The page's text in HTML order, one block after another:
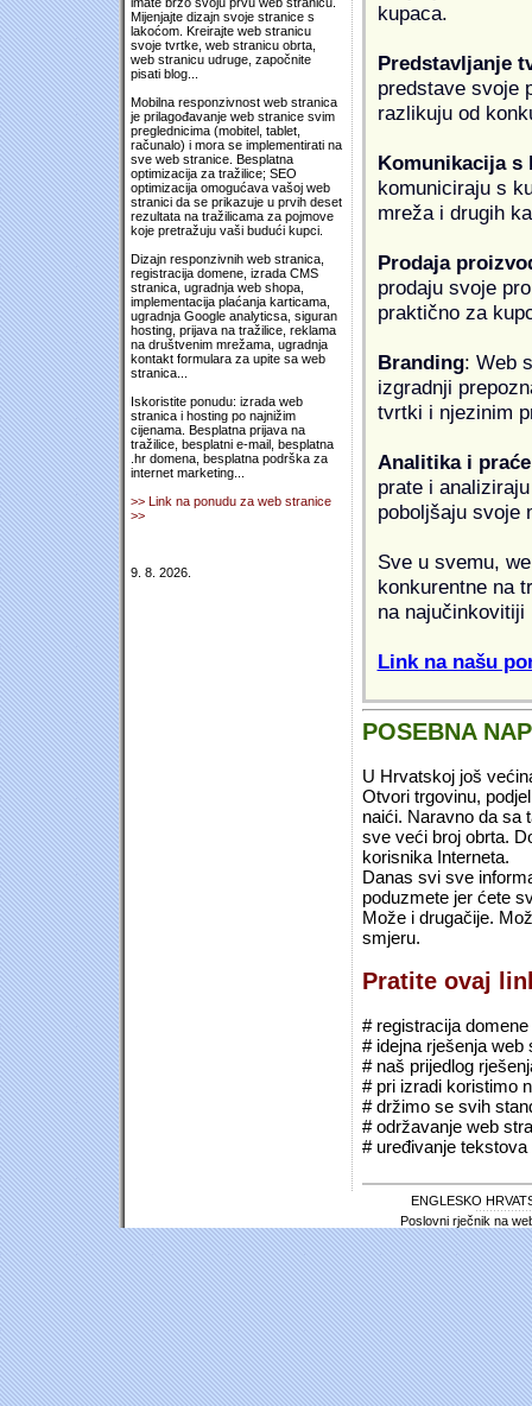
Mijenjajte dizajn svoje stranice s
lakoćom. Kreirajte web stranicu
svoje tvrtke, web stranicu obrta,
web stranicu udruge, započnite
pisati blog...
Mobilna responzivnost web stranica
je prilagođavanje web stranice svim
preglednicima (mobitel, tablet,
računalo) i mora se implementirati na
sve web stranice. Besplatna
optimizacija za tražilice; SEO
optimizacija omogućava vašoj web
stranici da se prikazuje u prvih deset
rezultata na tražilicama za pojmove
koje pretražuju vaši budući kupci.
Dizajn responzivnih web stranica,
registracija domene, izrada CMS
stranica, ugradnja web shopa,
implementacija plaćanja karticama,
ugradnja Google analyticsa, siguran
hosting, prijava na tražilice, reklama
na društvenim mrežama, ugradnja
kontakt formulara za upite sa web
stranica...
Iskoristite ponudu: izrada web
stranica i hosting po najnižim
cijenama. Besplatna prijava na
tražilice, besplatni e-mail, besplatna
.hr domena, besplatna podrška za
internet marketing...
>> Link na ponudu za web stranice
>>
9. 8. 2026.
kupaca.
Predstavljanje
predstave svoje
razlikuju od
Komunikacija s
komuniciraju s
mreža i drugih
Prodaja
prodaju svoje
praktično za
Branding: Web
izgradnji
tvrtki i njezinim
Analitika i
prate i
poboljšaju svoje
Sve u svemu,
konkurentne na
na najučinkovitiji
Link na našu
POSEBNA
U Hrvatskoj još
Otvori trgovinu,
naići. Naravno da sa
sve veći broj obrta.
korisnika Interneta.
Danas svi sve
poduzmete jer ćete
Može i drugačije.
smjeru.
Pratite ovaj
# registracija
# idejna rješenja web
# naš prijedlog
# pri izradi koristimo
# držimo se svih
# održavanje web
# uređivanje
ENGLESKO
Poslovni rječnik na